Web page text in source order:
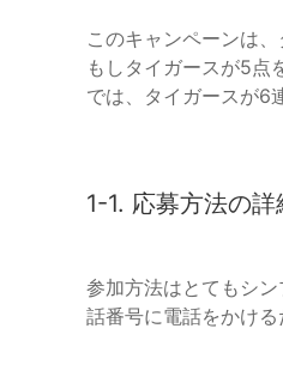
このキャンペーンは
もしタイガースが5点
では、タイガースが6
1-1. 応募方法の詳
参加方法はとてもシ
話番号に電話をかけ